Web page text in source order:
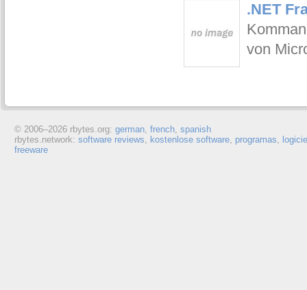
.NET
von
© 2006–2026 rbytes.org: german, french, spanish
rbytes.network: software reviews, kostenlose software, programas,
freeware